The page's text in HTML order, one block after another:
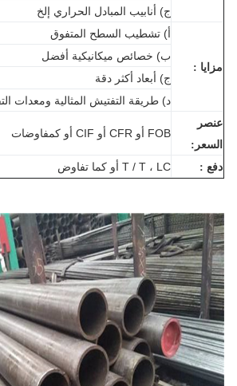
ج) أنابيب المبادل الحراري إلخ
:
أ) تشطيب السطح المتفوق
ب) خصائص ميكانيكية أفضل
ج) أبعاد أكثر دقة
د) طريقة التفتيش المثالية ومعدات التفتيش
T / T ، LC أو كما تفاوض